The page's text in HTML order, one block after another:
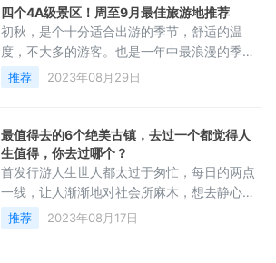
无限北国风光喀纳斯湖是中国最美丽的高山湖
泊之一，位于新疆阿勒泰地区北部。喀纳斯湖
的水色随着季节和天气的变化而变化，有时是
碧绿的，有时是深蓝的，有时是银白的，有时
甚至会出现神秘的“湖怪”。喀纳斯湖周围是
四个4A级景区！周至9月最佳旅游地推荐
初秋，是个十分适合出游的季节，舒适的温
度，不大多的游客。也是一年中最浪漫的季
节，没有了那股燥热，周围也满是暖调的色
彩，出去走走，反而是一种享受。一起来看看
至水街沙沙河景区(4A级景区)周至水街沙沙河
景区北濒渭河，南依秦岭，处在西安西线游的
核心地带，是假日旅游经济的黄金区域，周至
水街内的建筑风格，以仿古为特色，水街的水
上竹船，是其一大亮点。位于水街西侧的烟火
推荐 2023年08月29日
最值得去的6个绝美古镇，去过一个都觉得人
生值得，你去过哪个？
首发行游人生世人都太过于匆忙，每日的两点
一线，让人渐渐地对社会所麻木，想去静心又
不知道去哪里？那么就去游古镇吧，相信大多
数人心中都会有一个古镇情怀，踩着斑斓的石
推荐 2023年08月17日